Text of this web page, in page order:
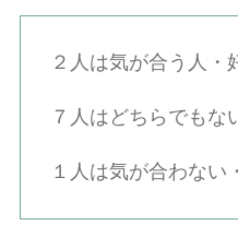
２人は気が合う人・
７人はどちらでもな
１人は気が合わない